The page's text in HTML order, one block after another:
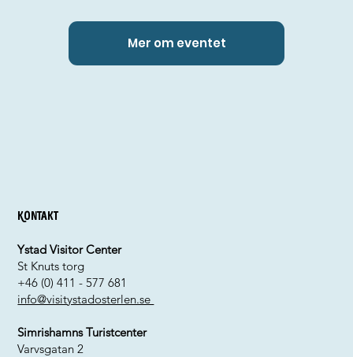
Mer om eventet
Kontakt
Ystad Visitor Center
St Knuts torg
+46 (0) 411 - 577 681
info@visitystadosterlen.se
Simrishamns Turistcenter
Varvsgatan 2